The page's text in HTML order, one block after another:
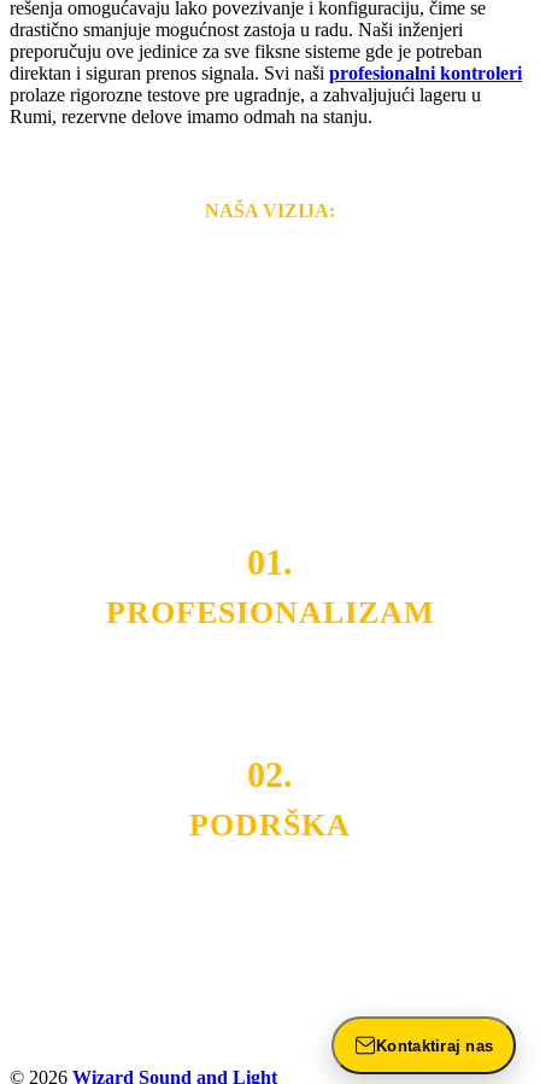
rešenja omogućavaju lako povezivanje i konfiguraciju, čime se
drastično smanjuje mogućnost zastoja u radu. Naši inženjeri
preporučuju ove jedinice za sve fiksne sisteme gde je potreban
direktan i siguran prenos signala. Svi naši profesionalni kontroleri
prolaze rigorozne testove pre ugradnje, a zahvaljujući lageru u
Rumi, rezervne delove imamo odmah na stanju.
NAŠA VIZIJA:
01.
PROFESIONALIZAM
02.
PODRŠKA
© 2026 Wizard Sound and Light
Kontaktiraj nas